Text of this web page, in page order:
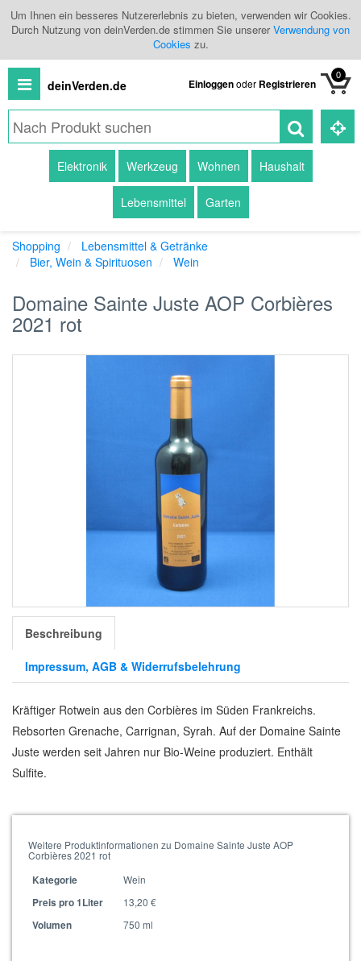
Um Ihnen ein besseres Nutzererlebnis zu bieten, verwenden wir Cookies.
Durch Nutzung von deinVerden.de stimmen Sie unsererVerwendung von
Cookies zu.
deinVerden.de Einloggenoder Registrieren
0
Produkte
Händlerübersicht
Elektronik Werkzeug Wohnen Haushalt
Lebensmittel Garten
Shopping
Lebensmittel & Getränke
Bier, Wein & Spirituosen
Wein
Domaine Sainte Juste AOP Corbières
2021 rot
Beschreibung
Impressum, AGB & Widerrufsbelehrung
Kräftiger Rotwein aus den Corbières im Süden Frankreichs.
Rebsorten Grenache, Carrignan, Syrah. Auf der Domaine Sainte
Juste werden seit Jahren nur Bio-Weine produziert. Enthält
Sulfite.
Weitere Produktinformationen zu Domaine Sainte Juste AOP
Corbières 2021 rot
Kategorie
Wein
Preis pro 1Liter
13,20 €
Volumen
750 ml